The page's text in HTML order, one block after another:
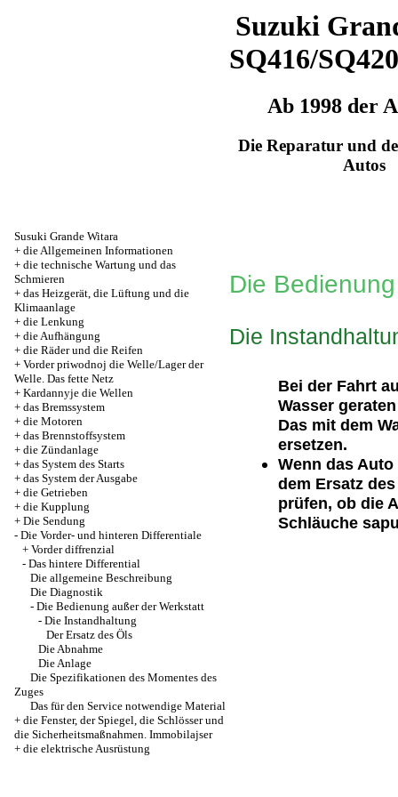
Suzuki
SQ416/
Ab 1998 der
Die Reparatur und
Autos
Susuki Grande Witara
+ die Allgemeinen Informationen
+ die technische Wartung und das
Schmieren
+ das Heizgerät, die Lüftung und die
Klimaanlage
+ die Lenkung
+ die Aufhängung
+ die Räder und die Reifen
+ Vorder priwodnoj die Welle/Lager der
Welle. Das fette Netz
+ Kardannyje die Wellen
+ das Bremssystem
+ die Motoren
+ das Brennstoffsystem
+ die Zündanlage
+ das System des Starts
+ das System der Ausgabe
+ die Getrieben
+ die Kupplung
+ Die Sendung
- Die Vorder- und hinteren Differentiale
+ Vorder diffrenzial
- Das hintere Differential
Die allgemeine Beschreibung
Die Diagnostik
- Die Bedienung außer der Werkstatt
- Die Instandhaltung
Der Ersatz des Öls
Die Abnahme
Die Anlage
Die Spezifikationen des Momentes des
Zuges
Das für den Service notwendige Material
+ die Fenster, der Spiegel, die Schlösser und
die Sicherheitsmaßnahmen. Immobilajser
+ die elektrische Ausrüstung
Die
Die
Bei der Fahrt
Wasser
Das mit dem
ersetzen.
Wenn das
dem Ersatz
prüfen, ob die
Schläuche